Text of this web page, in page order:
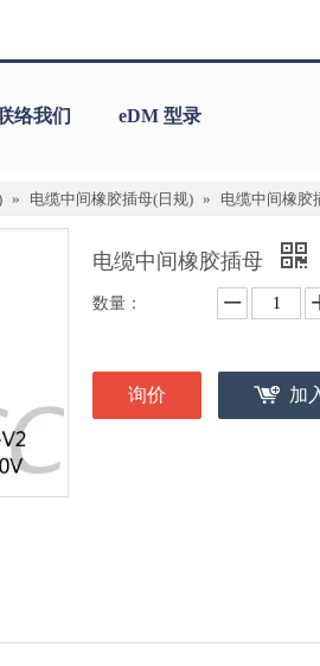
络我们 eDM 型录
» 电缆中间橡胶插母(日规) » 电缆中间橡胶
电缆中间橡胶插母
数量：
询价 加